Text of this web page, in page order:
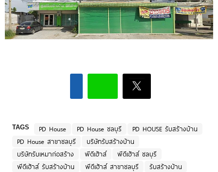
TAGS PD House PD House ชลบุรี
PD HOUSE รับสร้างบ้าน
PD House สาขาชลบุรี
บริษัทรับสร้างบ้าน
บริษัทรับเหมาก่อสร้าง
พีดีเฮ้าส์
พีดีเฮ้าส์ ชลบุรี
พีดีเฮ้าส์ รับสร้างบ้าน
พีดีเฮ้าส์ สาขาชลบุรี
รับสร้างบ้าน